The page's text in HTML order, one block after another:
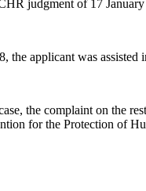
judgment of 17
the applicant was
the complaint on the
for the Protection of